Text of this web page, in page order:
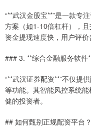
“**武汉金股宝**”是一款专
方案（如1-10倍杠杆），
资金提现速度快，用户评价
### 3. **综合金融服务软件
“**武汉证券配资**”不仅提
等功能。其智能风控系统
健的投资者。
## 如何甄别正规配资平台？